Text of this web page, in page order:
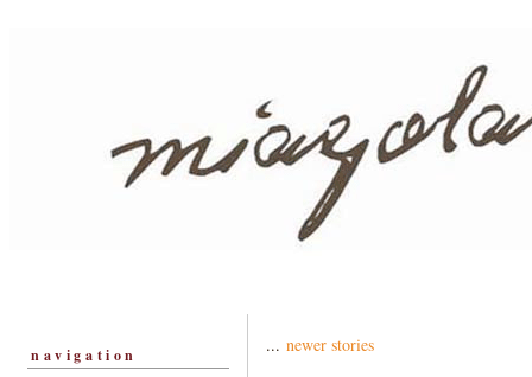
navigation ... newer stories